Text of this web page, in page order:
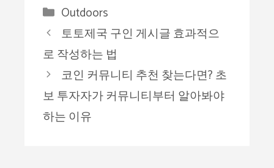
Categories
Outdoors
토토제국 구인 게시글 효과적으
로 작성하는 법
코인 커뮤니티 추천 찾는다면? 초
보 투자자가 커뮤니티부터 알아봐야
하는 이유